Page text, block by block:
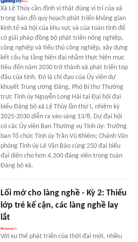
Xã Lệ Thủy cần định vị thật đúng vị trí của xã
trong bản đồ quy hoạch phát triển không gian
kinh tế-xã hội của khu vực và của toàn tỉnh để
có giải pháp đồng bộ phát triển nông nghiệp,
công nghiệp và tiểu thủ công nghiệp, xây dựng
kết cấu hạ tầng hiện đại nhằm thực hiện mục
tiêu đến năm 2030 trở thành xã phát triển top
đầu của tỉnh. Đó là chỉ đạo của Ủy viên dự
khuyết Trung ương Đảng, Phó Bí thư Thường
trực Tỉnh ủy Nguyễn Long Hải tại Đại hội đại
biểu Đảng bộ xã Lệ Thủy lần thứ I, nhiệm kỳ
2025-2030 diễn ra vào sáng 13/8. Dự đại hội
có các Ủy viên Ban Thường vụ Tỉnh ủy: Trưởng
ban Tổ chức Tỉnh ủy Trần Vũ Khiêm; Chánh Văn
phòng Tỉnh ủy Lê Văn Bảo cùng 250 đại biểu
đại diện cho hơn 4.200 đảng viên trong toàn
Đảng bộ xã.
Lối mở cho làng nghề - Kỳ 2: Thiếu
lớp trẻ kế cận, các làng nghề lay
lắt
Với xu thế phát triển của thời đại mới, nhiều